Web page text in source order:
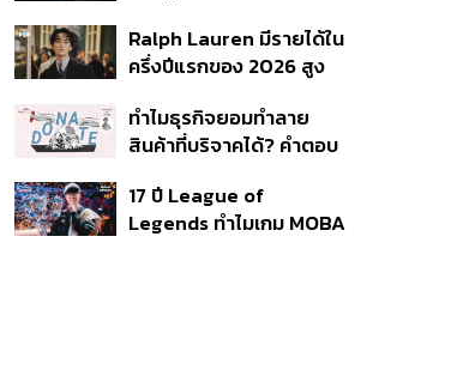
คิด?
Ralph Lauren มีรายได้ใน
ครึ่งปีแรกของ 2026 สูง
ทำไมธุรกิจยอมทำลาย
สินค้าที่บริจาคได้? คำตอบ
อยู่ที่ระบบภาษี
17 ปี League of
Legends ทำไมเกม MOBA